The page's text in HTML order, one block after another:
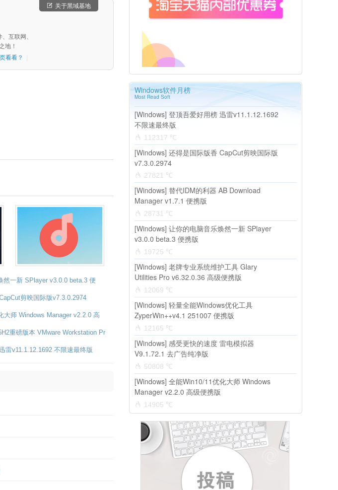
互联网、
地！
看看？
关于黑域基地
然一新 SPlayer v3.0.0 beta.3 便
剪映国际版v7.3.0.2974
大师 Windows Manager v2.2.0 高
重磅版本 VMware Workstation Pr
雷v11.1.12.1692 不限速最终版
Windows软件月榜
Most Read Soft
[Windows] 登顶吾爱好用榜 迅雷v11.1.12.1692
不限速最终版
112317 ℃
[Windows] 还得是国际版香 CapCut剪映国际版
v7.3.0.2974
27821 ℃
[Windows] 替代IDM的利器 AB Download
Manager v1.7.1 便携版
28731 ℃
[Windows] 让你的电脑音乐焕然一新 SPlayer
v3.0.0 beta.3 便携版
19725 ℃
[Windows] 老牌专业系统维护工具 Glary
Utilities Pro v6.32.0.36 高级便携版
12069 ℃
[Windows] 轻量全能Windows优化工具
ZyperWin++v4.1 251007 便携版
12165 ℃
[Windows] 感受更快的速度 雷电模拟器
V9.1.72.1 去广告纯净版
50808 ℃
[Windows] 全能Win10/11优化大师 Windows
Manager v2.2.0 高级便携版
14905 ℃